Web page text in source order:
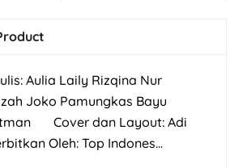
Aulia Laily Rizqina Nur
Joko Pamungkas Bayu
Cover dan Layout: Adi
Oleh: Top Indones...